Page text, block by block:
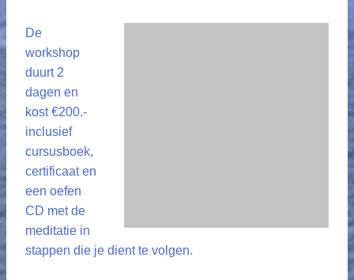
De
workshop
duurt 2
dagen en
kost €200.-
inclusief
cursusboek,
certificaat en
een oefen
CD met de
meditatie in
stappen die je dient te volgen.